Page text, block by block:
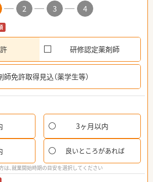
2 3
4
研修認定薬剤師
師免許取得見込（薬学生等）
3ヶ月以内
良いところがあれば
、就業開始時期の目安を選択してください